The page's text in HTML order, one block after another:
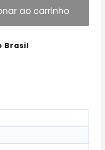
ao carrinho
Brasil